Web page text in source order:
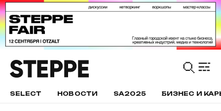
SELECT НОВОСТИ SA2025 БИЗНЕС И